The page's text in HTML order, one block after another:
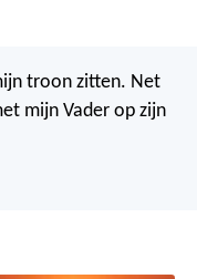
troon zitten. Net
mijn Vader op zijn